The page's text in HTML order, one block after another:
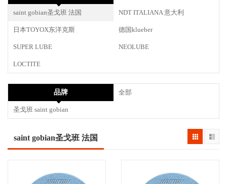
saint gobian圣戈班 法国 NDT ITALIANA 意大利
日本TOYOX东洋克斯 德国klueber
SUPER LUBE NEOLUBE
LOCTITE
品牌 全部
圣戈班 saint gobian
saint gobian圣戈班 法国